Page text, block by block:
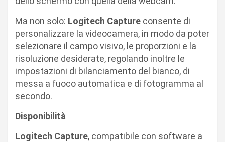
Ma non solo: Logitech Capture consente di
personalizzare la videocamera, in modo da poter
selezionare il campo visivo, le proporzioni e la
risoluzione desiderate, regolando inoltre le
impostazioni di bilanciamento del bianco, di
messa a fuoco automatica e di fotogramma al
secondo.
Disponibilità
Logitech Capture, compatibile con software a